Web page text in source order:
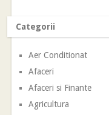
Categorii
Aer Conditionat
Afaceri
Afaceri si Finante
Agricultura